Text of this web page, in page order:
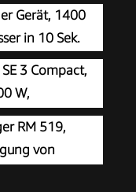
Gerät, 1400
in 10 Sek.
3 Compact,
W,
Fläche: 2,76
Weiß
RM 519,
von